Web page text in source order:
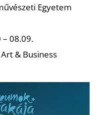
Egyetem
08.09.
& Business